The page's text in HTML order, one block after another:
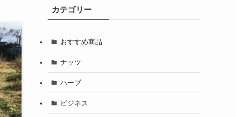
カテゴリー
おすすめ商品
ナッツ
ハーブ
ビジネス